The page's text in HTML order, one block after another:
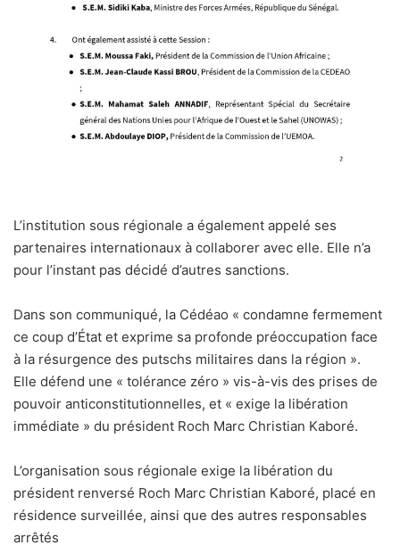
L’institution sous régionale a également appelé ses
partenaires internationaux à collaborer avec elle. Elle n’a
pour l’instant pas décidé d’autres sanctions.
Dans son communiqué, la Cédéao « condamne fermement
ce coup d’État et exprime sa profonde préoccupation face
à la résurgence des putschs militaires dans la région ».
Elle défend une « tolérance zéro » vis-à-vis des prises de
pouvoir anticonstitutionnelles, et « exige la libération
immédiate » du président Roch Marc Christian Kaboré.
L’organisation sous régionale exige la libération du
président renversé Roch Marc Christian Kaboré, placé en
résidence surveillée, ainsi que des autres responsables
arrêtés